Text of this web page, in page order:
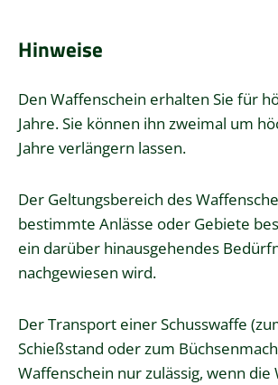
Hinweise
Den Waffenschein erhalten Sie für
Jahre. Sie können ihn zweimal um
Jahre verlängern lassen.
Der Geltungsbereich des
bestimmte Anlässe oder Gebiete
ein darüber hinausgehendes
nachgewiesen wird.
Der Transport einer Schusswaffe
Schießstand oder zum
Waffenschein nur zulässig, wenn die